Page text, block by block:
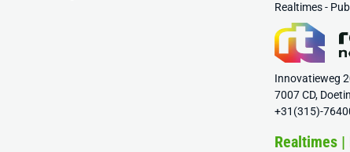
Realtimes -
Innovatieweg
7007 CD,
+31(315)-
Realtimes